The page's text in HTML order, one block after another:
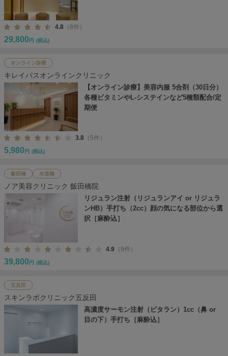
4.8 （8件）
29,800 円 (税込)
オンライン診療
キレイパスオンラインクリニック
【オンライン診療】美容内服 5合剤（30日分）
各種ビタミンやL-システインなど5種類配合/定
期便
3.8 （5件）
5,980 円 (税込)
飯田橋 水道橋
ノア美容クリニック 飯田橋院
リジュラン注射（リジュランアイ or リジュラ
ンHB）手打ち（2cc）顔の気になる部位から選
択［麻酔込］
4.9 （9件）
39,800 円 (税込)
五反田
スキンラボクリニック五反田
高濃度サーモン注射（ビタラン）1cc（鼻 or
目の下）手打ち［麻酔込］